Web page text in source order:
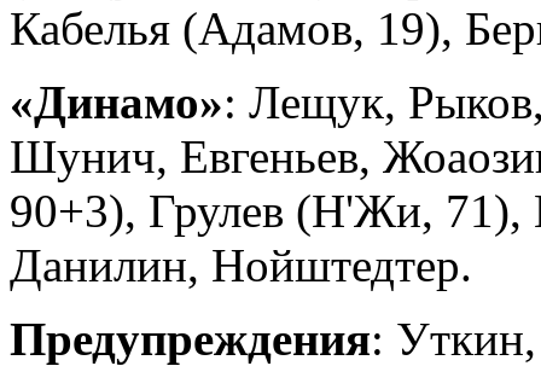
Кабелья (Адамов, 19),
«Динамо»: Лещук,
Шунич, Евгеньев,
90+3), Грулeв (Н'Жи,
Данилин, Нойштедтер.
Предупреждения: